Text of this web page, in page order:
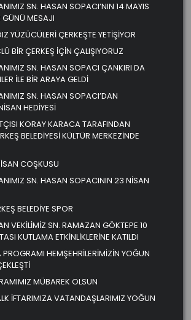
SN. HASAN SOPACI’NIN 14 MAYIS
GÜNÜ MESAJI
YÜZÜCÜLERİ ÇERKEŞTE YETİŞİYOR
BİR ÇERKEŞ İÇİN ÇALIŞIYORUZ
SN. HASAN SOPACI ÇANKIRI DA
İLE BİR ARAYA GELDİ
SN. HASAN SOPACI’DAN
HEDİYESİ
KORAY KARACA TARAFINDAN
BELEDİYESİ KÜLTÜR MERKEZİNDE
COŞKUSU
SN. HASAN SOPACININ 23 NİSAN
BELEDİYE SPOR
VEKİLİMİZ SN. RAMAZAN GÖKTEPE 10
KUTLAMA ETKİNLİKLERİNE KATILDI
HEMŞEHRİLERİMİZİN YOĞUN
MÜBAREK OLSUN
İFTARIMIZA VATANDAŞLARIMIZ YOĞUN